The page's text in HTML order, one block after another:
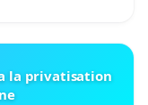
a la privatisation